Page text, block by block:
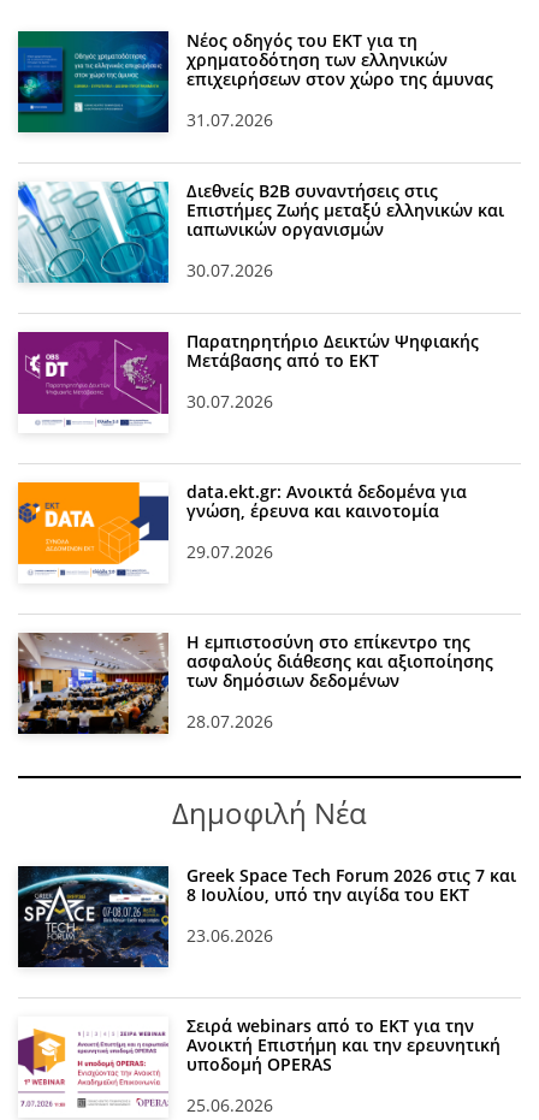
Νέος οδηγός του ΕΚΤ για τη
χρηματοδότηση των ελληνικών
επιχειρήσεων στον χώρο της άμυνας
31.07.2026
Διεθνείς Β2Β συναντήσεις στις
Επιστήμες Ζωής μεταξύ ελληνικών και
ιαπωνικών οργανισμών
30.07.2026
Παρατηρητήριο Δεικτών Ψηφιακής
Μετάβασης από το ΕΚΤ
30.07.2026
data.ekt.gr: Ανοικτά δεδομένα για
γνώση, έρευνα και καινοτομία
29.07.2026
Η εμπιστοσύνη στο επίκεντρο της
ασφαλούς διάθεσης και αξιοποίησης
των δημόσιων δεδομένων
28.07.2026
Δημοφιλή Νέα
Greek Space Tech Forum 2026 στις 7 και
8 Ιουλίου, υπό την αιγίδα του ΕΚΤ
23.06.2026
Σειρά webinars από το ΕΚΤ για την
Ανοικτή Επιστήμη και την ερευνητική
υποδομή OPERAS
25.06.2026